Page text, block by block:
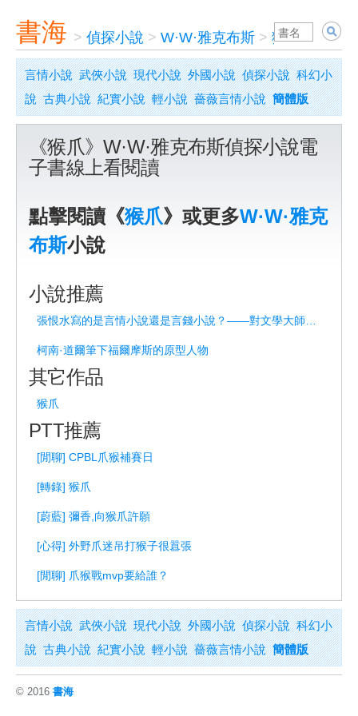
書海 > 偵探小說 > W·W·雅克布斯 > 猴爪
言情小說 武俠小說 現代小說 外國小說 偵探小說 科幻小
說 古典小說 紀實小說 輕小說 薔薇言情小說 簡體版
《猴爪》W·W·雅克布斯偵探小說電
子書線上看閱讀
點擊閱讀《猴爪》或更多W·W·雅克
布斯小說
小說推薦
柯南·道爾筆下福爾摩斯的原型人物
其它作品
猴爪
PTT推薦
[閒聊] CPBL爪猴補賽日
[轉錄] 猴爪
[蔚藍] 彌香,向猴爪許願
[心得] 外野爪迷吊打猴子很囂張
[閒聊] 爪猴戰mvp要給誰？
言情小說 武俠小說 現代小說 外國小說 偵探小說 科幻小
說 古典小說 紀實小說 輕小說 薔薇言情小說 簡體版
© 2016 書海